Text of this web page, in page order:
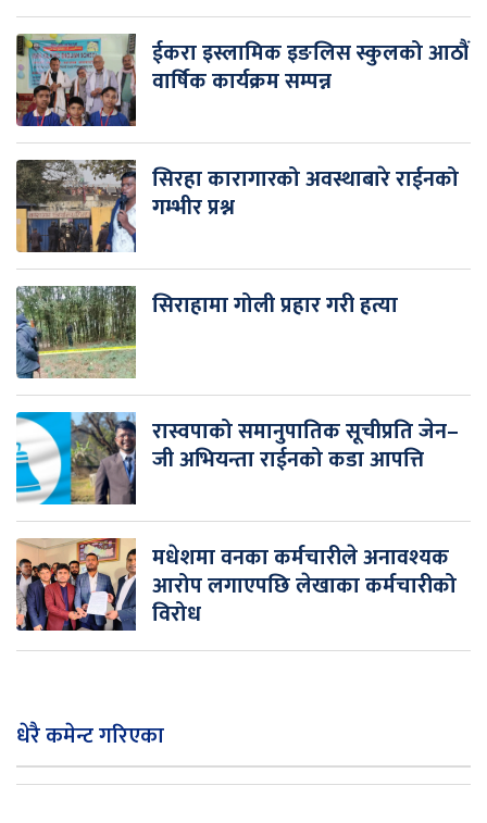
ईकरा इस्लामिक इङलिस स्कुलको आठौं
वार्षिक कार्यक्रम सम्पन्न
सिरहा कारागारको अवस्थाबारे राईनको
गम्भीर प्रश्न
सिराहामा गोली प्रहार गरी हत्या
रास्वपाको समानुपातिक सूचीप्रति जेन–
जी अभियन्ता राईनको कडा आपत्ति
मधेशमा वनका कर्मचारीले अनावश्यक
आरोप लगाएपछि लेखाका कर्मचारीको
विरोध
धेरै कमेन्ट गरिएका